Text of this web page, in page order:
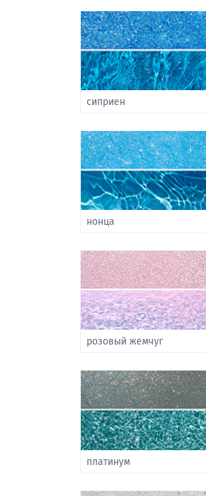
сиприен
нонца
розовый жемчуг
платинум